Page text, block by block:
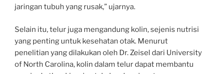
jaringan tubuh yang rusak,” ujarnya.
Selain itu, telur juga mengandung kolin, sejenis nutrisi
yang penting untuk kesehatan otak. Menurut
penelitian yang dilakukan oleh Dr. Zeisel dari University
of North Carolina, kolin dalam telur dapat membantu